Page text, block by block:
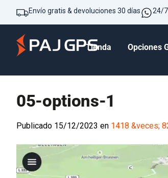
Envío gratis & devoluciones 30 días 24/
Tienda Opciones
05-options-1
Publicado 15/12/2023 en 1418 &veces;